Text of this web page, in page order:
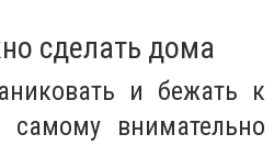
сделать дома
и бежать к
самому внимательно